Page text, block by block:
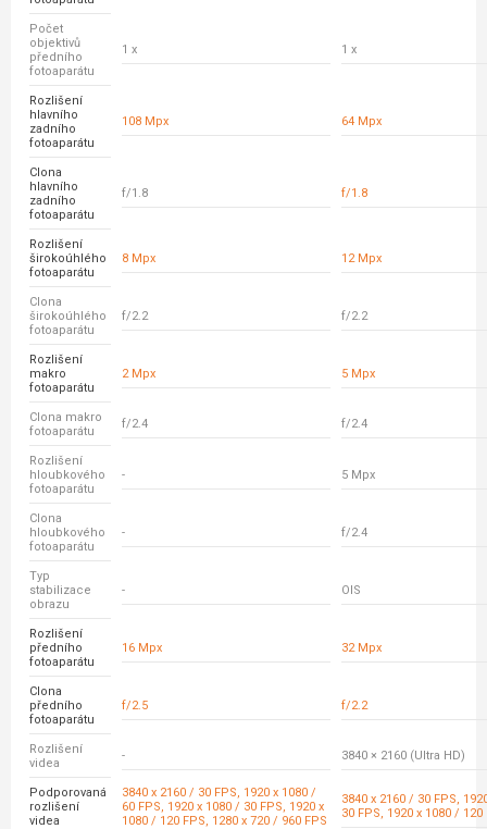
Počet
objektivů
předního
fotoaparátu
1 x 1 x
Rozlišení
hlavního
zadního
fotoaparátu
108 Mpx 64 Mpx
Clona
hlavního
zadního
fotoaparátu
f/1.8 f/1.8
Rozlišení
širokoúhlého
fotoaparátu
8 Mpx 12 Mpx
Clona
širokoúhlého
fotoaparátu
f/2.2 f/2.2
Rozlišení
makro
fotoaparátu
2 Mpx 5 Mpx
Clona makro
fotoaparátu
f/2.4 f/2.4
Rozlišení
hloubkového
fotoaparátu
- 5 Mpx
Clona
hloubkového
fotoaparátu
- f/2.4
Typ
stabilizace
obrazu
- OIS
Rozlišení
předního
fotoaparátu
16 Mpx 32 Mpx
Clona
předního
fotoaparátu
f/2.5 f/2.2
Rozlišení
videa
- 3840 × 2160 (Ultra HD)
Podporovaná
rozlišení
videa
3840 x 2160 / 30 FPS, 1920 x 1080 /
60 FPS, 1920 x 1080 / 30 FPS, 1920 x
1080 / 120 FPS, 1280 x 720 / 960 FPS
3840 x 2160 / 30 FPS,
30 FPS, 1920 x 1080 / 120